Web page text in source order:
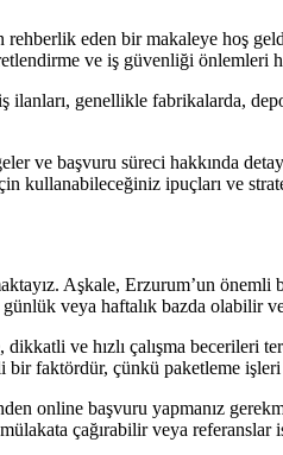
eden bir makaleye hoş
ve iş güvenliği önlemleri
genellikle fabrikalarda,
ve başvuru süreci hakkında
kullanabileceğiniz ipuçları ve
Aşkale, Erzurum’un
veya haftalık bazda olabilir
ve hızlı çalışma becerileri
bir faktördür, çünkü paketleme
online başvuru yapmanız
çağırabilir veya referanslar